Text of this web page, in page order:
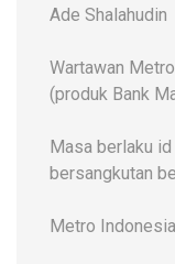
Ade Shalahudin
Wartawan
(produk Bank
Masa berlaku
bersangkutan
Metro Indonesia